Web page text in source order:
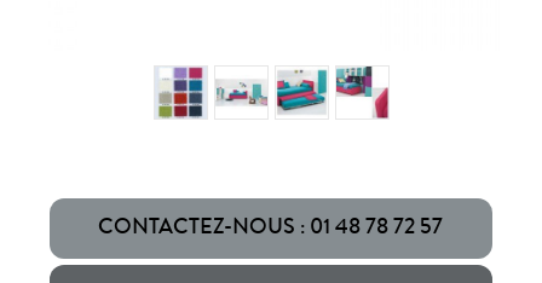
CONTACTEZ-NOUS : 01 48 78 72 57